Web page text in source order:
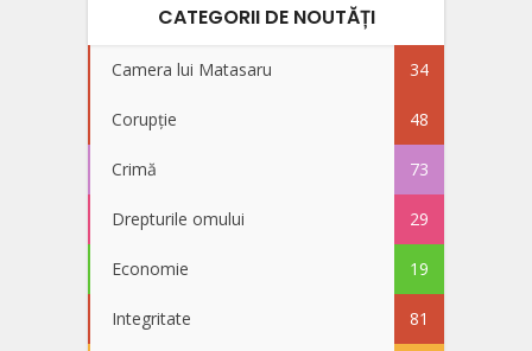
CATEGORII DE NOUTĂȚI
Camera lui Matasaru 34
Corupție 48
Crimă 73
Drepturile omului 29
Economie 19
Integritate 81